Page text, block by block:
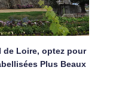
de Loire, optez pour
Plus Beaux